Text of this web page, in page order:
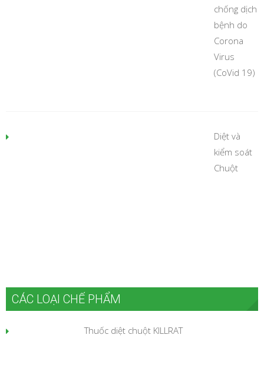
chống dịch
bệnh do
Corona
Virus
(CoVid 19)
Diệt và
kiểm soát
Chuột
CÁC LOẠI CHẾ PHẨM
Thuốc diệt chuột KILLRAT